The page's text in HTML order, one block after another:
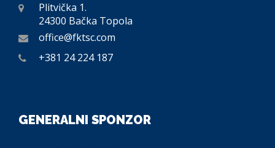
Plitvička 1.
24300 Bačka Topola
office@fktsc.com
+381 24 224 187
GENERALNI SPONZOR